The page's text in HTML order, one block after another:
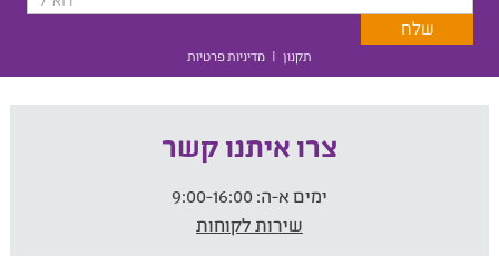
תקנון | מדיניות פרטיות
צרו איתנו קשר
ימים א-ה:
שירות לקוחות